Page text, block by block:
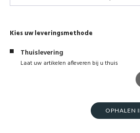
Kies uw leveringsmethode
Thuislevering
Laat uw artikelen afleveren bij u thuis
OPHALEN